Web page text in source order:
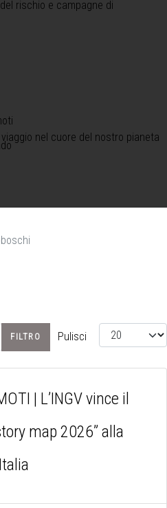
rischio e campagne di
viaggio nel cuore del nostro pianeta
FILTRO Pulisci Visualizza #
| L’INGV vince il
map 2026” alla